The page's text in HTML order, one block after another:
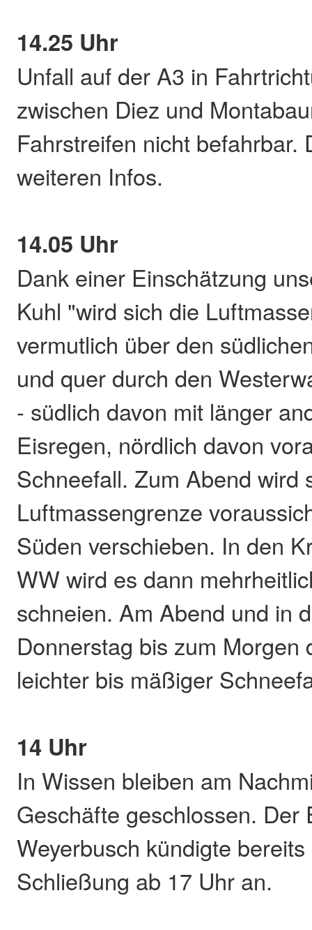
14.25 Uhr
Unfall auf der A3 in
zwischen Diez und
Fahrstreifen nicht befahrbar.
weiteren Infos.
14.05 Uhr
Dank einer Einschätzung
Kuhl "wird sich die
vermutlich über den
und quer durch den
- südlich davon mit länger
Eisregen, nördlich davon
Schneefall. Zum Abend wird
Luftmassengrenze
Süden verschieben. In den
WW wird es dann
schneien. Am Abend und in
Donnerstag bis zum Morgen
leichter bis mäßiger
14 Uhr
In Wissen bleiben am
Geschäfte geschlossen. Der
Weyerbusch kündigte
Schließung ab 17 Uhr an.